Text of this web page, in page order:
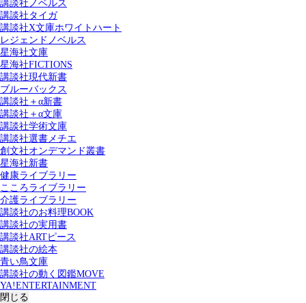
講談社ノベルス
講談社タイガ
講談社X文庫ホワイトハート
レジェンドノベルス
星海社文庫
星海社FICTIONS
講談社現代新書
ブルーバックス
講談社＋α新書
講談社＋α文庫
講談社学術文庫
講談社選書メチエ
創文社オンデマンド叢書
星海社新書
健康ライブラリー
こころライブラリー
介護ライブラリー
講談社のお料理BOOK
講談社の実用書
講談社ARTピース
講談社の絵本
青い鳥文庫
講談社の動く図鑑MOVE
YA!ENTERTAINMENT
閉じる